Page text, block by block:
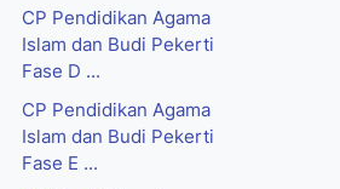
CP Pendidikan Agama
Islam dan Budi Pekerti
Fase D ...
CP Pendidikan Agama
Islam dan Budi Pekerti
Fase E ...